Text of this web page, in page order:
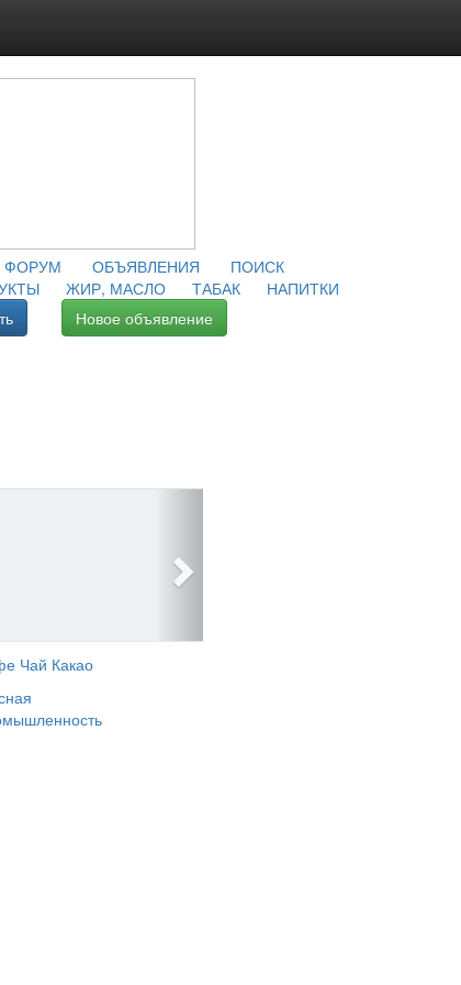
ФОРУМ ОБЪЯВЛЕНИЯ
ПОИСК
ЖИР, МАСЛО ТАБАК
НАПИТКИ
Новое объявление
Чай Какао